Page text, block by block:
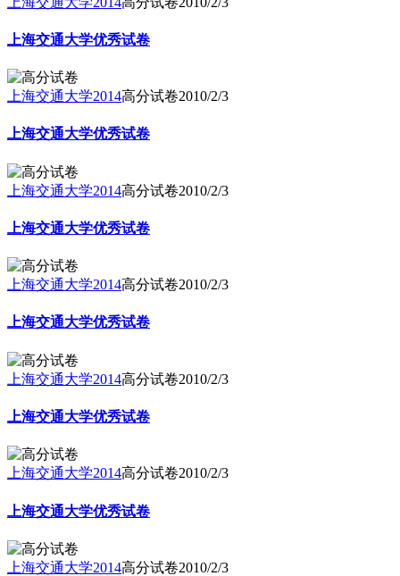
上海交通大学优秀试卷
上海交通大学2014高分试卷2010/2/3
上海交通大学优秀试卷
上海交通大学2014高分试卷2010/2/3
上海交通大学优秀试卷
上海交通大学2014高分试卷2010/2/3
上海交通大学优秀试卷
上海交通大学2014高分试卷2010/2/3
上海交通大学优秀试卷
上海交通大学2014高分试卷2010/2/3
上海交通大学优秀试卷
上海交通大学2014高分试卷2010/2/3